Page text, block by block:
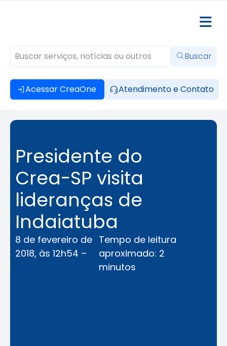
Acessar CreaOne Atendimento e Contato
Buscar
Presidente do
Crea-SP visita
lideranças de
Indaiatuba
8 de fevereiro de
2018, às 12h54 –
Tempo de leitura
aproximado: 2
minutos